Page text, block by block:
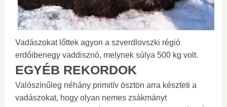
Vadászokat lőttek agyon a szverdlovszki régió
erdőibenegy vaddisznó, melynek súlya 500 kg volt.
EGYÉB REKORDOK
Valószínűleg néhány primitív ösztön arra készteti a
vadászokat, hogy olyan nemes zsákmányt